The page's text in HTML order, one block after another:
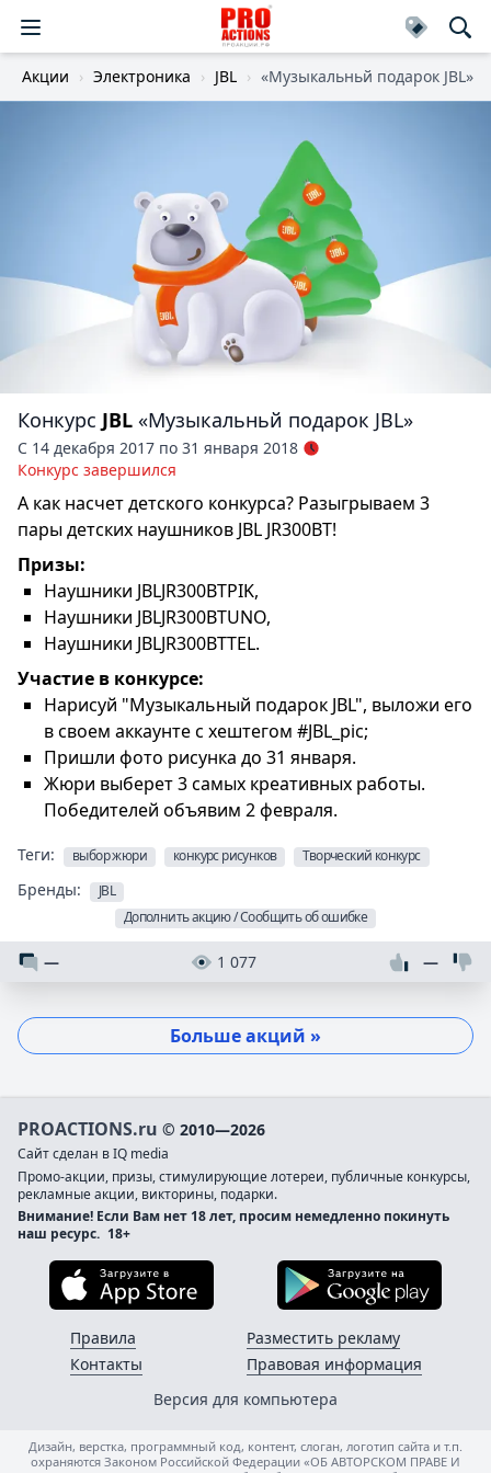
Акции Электроника JBL «Музыкальньй подарок JBL»
Конкурс JBL «Музыкальньй подарок JBL»
С 14 декабря 2017 по 31 января 2018
Конкурс завершился
А как насчет детского конкурса? Разыгрываем 3
пары детских наушников JBL JR300BT!
Призы:
Наушники JBLJR300BTPIK,
Наушники JBLJR300BTUNO,
Наушники JBLJR300BTTEL.
Участие в конкурсе:
Нарисуй "Музыкальный подарок JBL", выложи его
в своем аккаунте с хештегом #JBL_pic;
Пришли фото рисунка до 31 января.
Жюри выберет 3 самых креативных работы.
Победителей объявим 2 февраля.
Теги: выбор жюри конкурс рисунков Творческий конкурс
Бренды:
JBL
Дополнить акцию / Сообщить об ошибке
— 1 077 —
Больше акций »
PROACTIONS.ru © 2010—2026
Сайт сделан в IQ media
Промо-акции, призы, стимулирующие лотереи, публичные конкурсы,
рекламные акции, викторины, подарки.
Внимание! Если Вам нет 18 лет, просим немедленно покинуть
наш ресурс. 18+
Загрузите в App Store
Правила
Контакты
Разместить рекламу
Правовая информация
Версия для компьютера
Дизайн, верстка, программный код, контент, слоган, логотип сайта и т.п.
охраняются Законом Российской Федерации «ОБ АВТОРСКОМ ПРАВЕ И